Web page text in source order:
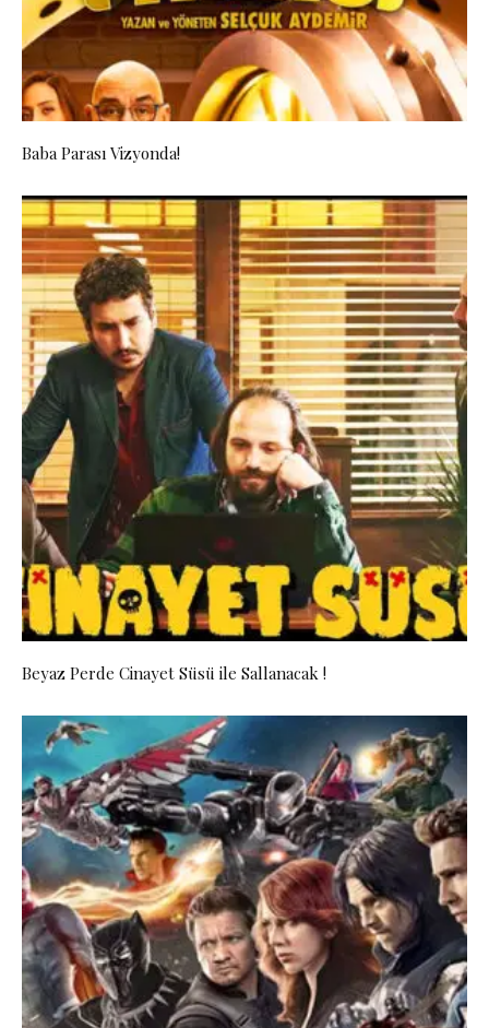
Baba Parası Vizyonda!
Beyaz Perde Cinayet Süsü ile Sallanacak !